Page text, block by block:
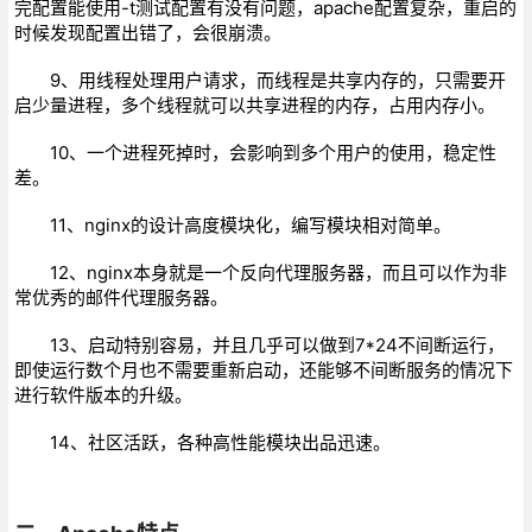
完配置能使用-t测试配置有没有问题，apache配置复杂，重启的
时候发现配置出错了，会很崩溃。
9、用线程处理用户请求，而线程是共享内存的，只需要开
启少量进程，多个线程就可以共享进程的内存，占用内存小。
10、一个进程死掉时，会影响到多个用户的使用，稳定性
差。
11、nginx的设计高度模块化，编写模块相对简单。
12、nginx本身就是一个反向代理服务器，而且可以作为非
常优秀的邮件代理服务器。
13、启动特别容易，并且几乎可以做到7*24不间断运行，
即使运行数个月也不需要重新启动，还能够不间断服务的情况下
进行软件版本的升级。
14、社区活跃，各种高性能模块出品迅速。